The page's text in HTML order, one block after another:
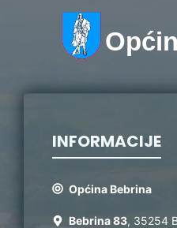
INFORMACIJE
Općina Bebrina
Bebrina 83, 35254